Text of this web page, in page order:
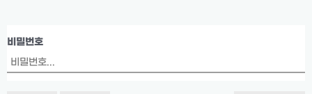
비밀번호